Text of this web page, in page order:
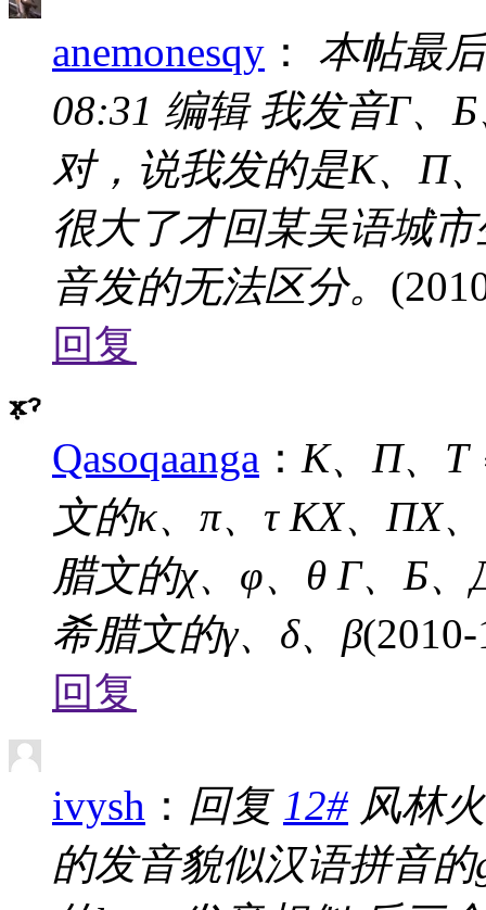
anemonesqy ：
本帖最
08:31 编辑 我发音Г、
对，说我发的是К、П
很大了才回某吴语城
音发的无法区分。
回复
Qasoqaanga ： К、П、Т
文的κ、π、τ КX、ПX
腊文的χ、φ、θ Г、Б
希腊文的γ、δ、β
回复
ivysh ： 回复 12# 风林
的发音貌似汉语拼音的